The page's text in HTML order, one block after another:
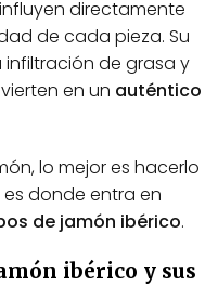
directamente
de cada pieza. Su
de grasa y
en un auténtico
lo mejor es hacerlo
donde entra en
de jamón ibérico.
ibérico y sus